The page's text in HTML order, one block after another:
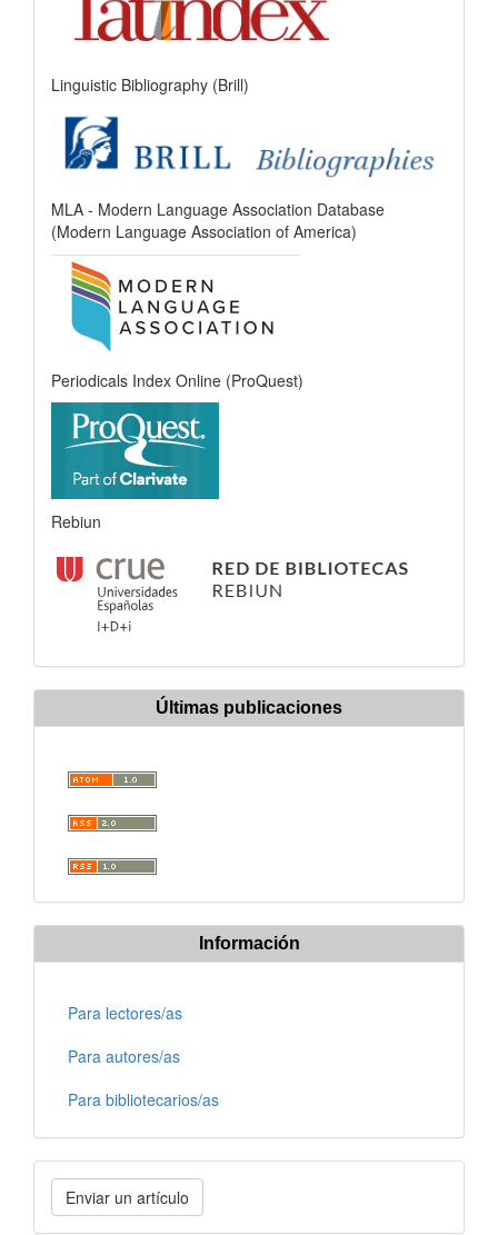
Linguistic Bibliography (Brill)
MLA - Modern Language Association Database
(Modern Language Association of America)
Periodicals Index Online (ProQuest)
Rebiun
Últimas publicaciones
Información
Para lectores/as
Para autores/as
Para bibliotecarios/as
Enviar
unEnviar un artículo